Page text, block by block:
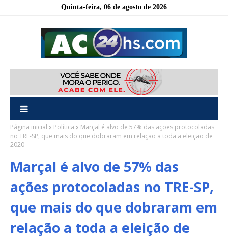
Quinta-feira, 06 de agosto de 2026
Página inicial Política
Marçal é alvo de 57% das ações protocoladas
no TRE-SP, que mais do que dobraram em relação a toda a eleição de
2020
Marçal é alvo de 57% das
ações protocoladas no TRE-SP,
que mais do que dobraram em
relação a toda a eleição de